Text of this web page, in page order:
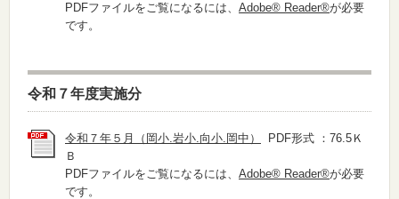
PDFファイルをご覧になるには、 Adobe® Reader®が必要
です。
令和７年度実施分
令和７年５月（岡小.岩小.向小.岡中）
PDF形式 ：76.5Ｋ
Ｂ
PDFファイルをご覧になるには、 Adobe® Reader®が必要
です。